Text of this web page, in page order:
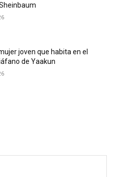
joven que habita en el
de Yaakun